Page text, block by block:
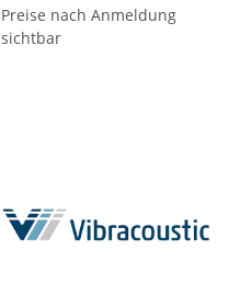
and Right
Preise nach Anmeldung
sichtbar